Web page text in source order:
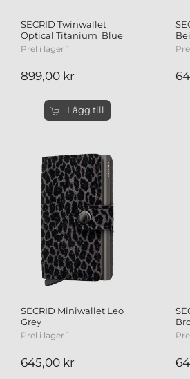
SECRID Twinwallet
Optical Titanium Blue
Prel i lager 1
899,00 kr
Lägg till
SECRID Miniwallet Leo
Grey
Prel i lager 1
645,00 kr